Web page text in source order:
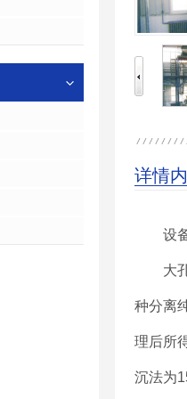
详情
设
大
种分离
理后所
沉法为